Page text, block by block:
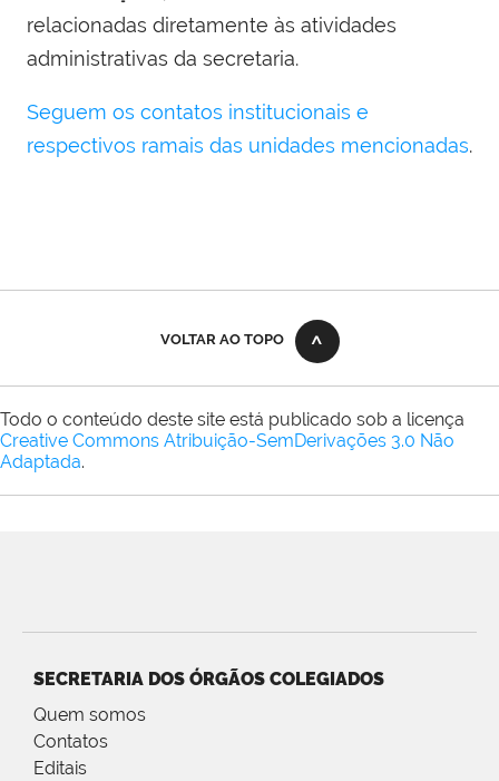
relacionadas diretamente às atividades
administrativas da secretaria.
Seguem os contatos institucionais e
respectivos ramais das unidades mencionadas.
VOLTAR AO TOPO
Todo o conteúdo deste site está publicado sob a licença
Creative Commons Atribuição-SemDerivações 3.0 Não
Adaptada.
SECRETARIA DOS ÓRGÃOS COLEGIADOS
Quem somos
Contatos
Editais